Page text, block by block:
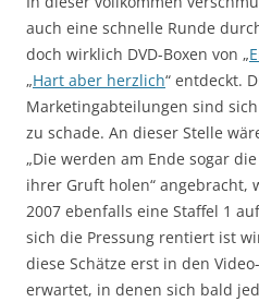
auch eine schnelle Runde
doch wirklich DVD-Boxen von „
„Hart aber herzlich“ entdeckt.
Marketingabteilungen sind
zu schade. An dieser Stelle
„Die werden am Ende sogar die
ihrer Gruft holen“ angebracht,
2007 ebenfalls eine Staffel 1
sich die Pressung rentiert ist
diese Schätze erst in den
erwartet, in denen sich bald